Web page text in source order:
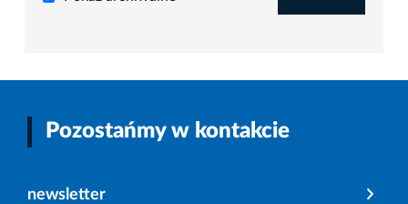
Pozostańmy w kontakcie
newsletter